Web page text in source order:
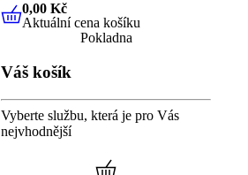
0,00 KčAktuální cena košíku
0,00 Kč
Aktuální cena košíku
Pokladna
Váš košík
Vyberte službu, která je pro Vás
nejvhodnější